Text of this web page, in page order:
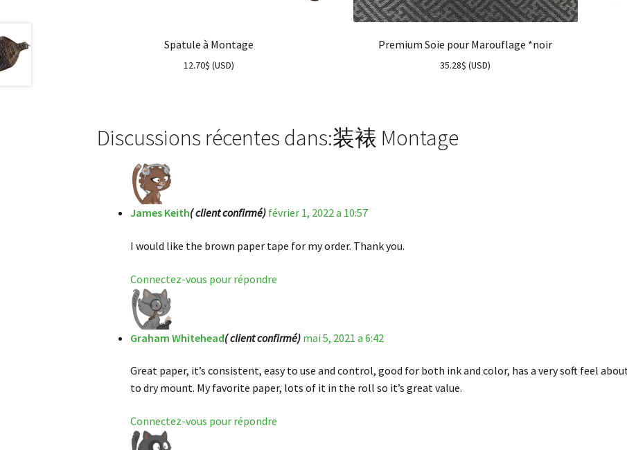
Spatule à Montage
12.70$ (USD)
Premium Soie pour Marouflage *noir
35.28$ (USD)
Discussions récentes dans:装裱 Montage
James Keith( client confirmé) février 1, 2022 a 10:57
I would like the brown paper tape for my order. Thank you.
Connectez-vous pour répondre
Graham Whitehead( client confirmé) mai 5, 2021 a 6:42
Great paper, it’s consistent, easy to use and control, good for both ink and color, has a very soft feel
to dry mount. My favorite paper, lots of it in the roll so it’s great value.
Connectez-vous pour répondre